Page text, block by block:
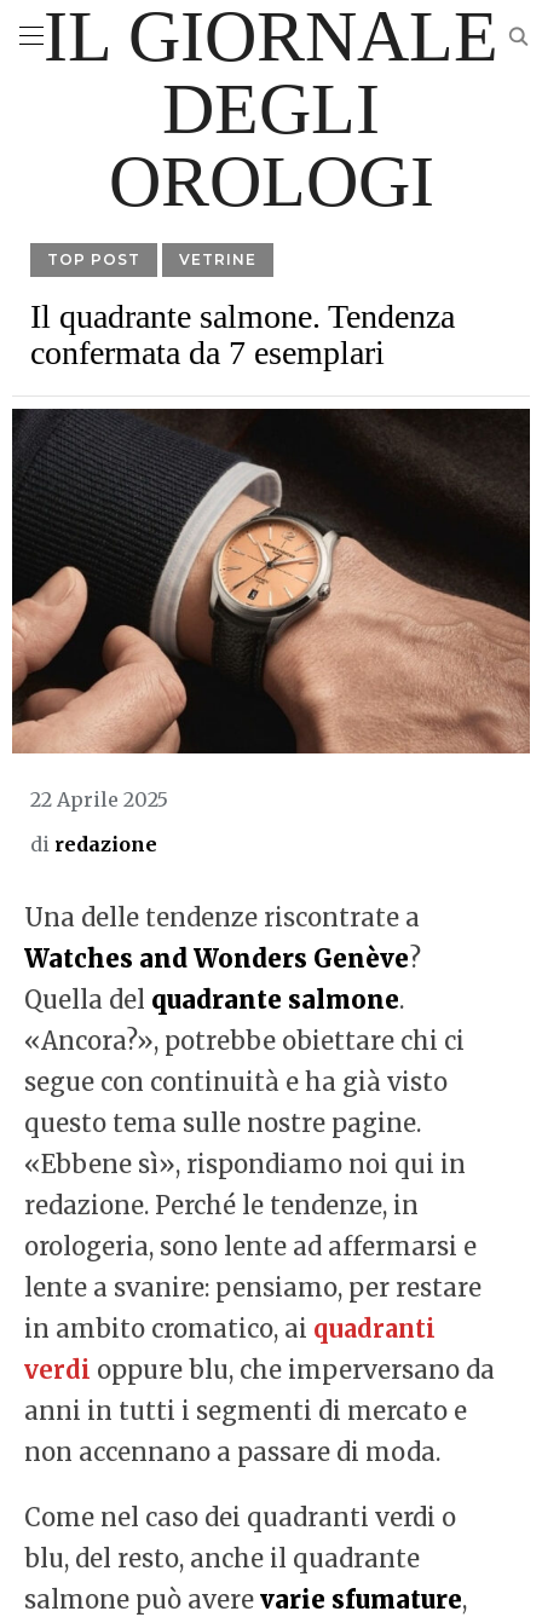
IL GIORNALE
DEGLI
OROLOGI
TOP POST VETRINE
Il quadrante salmone. Tendenza
confermata da 7 esemplari
22 Aprile 2025
di redazione
Una delle tendenze riscontrate a
Watches and Wonders Genève?
Quella del quadrante salmone.
«Ancora?», potrebbe obiettare chi ci
segue con continuità e ha già visto
questo tema sulle nostre pagine.
«Ebbene sì», rispondiamo noi qui in
redazione. Perché le tendenze, in
orologeria, sono lente ad affermarsi e
lente a svanire: pensiamo, per restare
in ambito cromatico, ai quadranti
verdi oppure blu, che imperversano da
anni in tutti i segmenti di mercato e
non accennano a passare di moda.
Come nel caso dei quadranti verdi o
blu, del resto, anche il quadrante
salmone può avere varie sfumature,